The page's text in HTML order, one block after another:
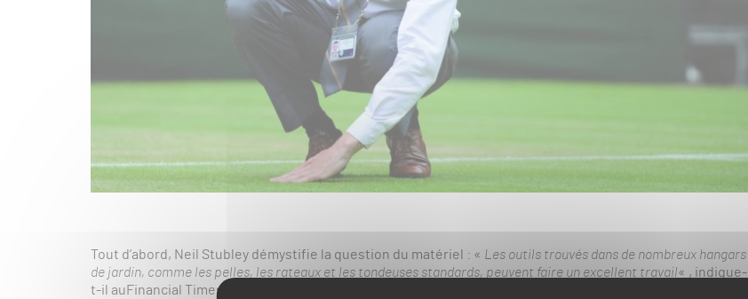
Tout d’abord, Neil Stubley démystifie la question du matériel : « Les outils trouvés dans de nombreux hangars
de jardin, comme les pelles, les rateaux et les tondeuses standards, peuvent faire un excellent travail« , indique-
t-il auFinancial Times, repris par le Huffington Post.